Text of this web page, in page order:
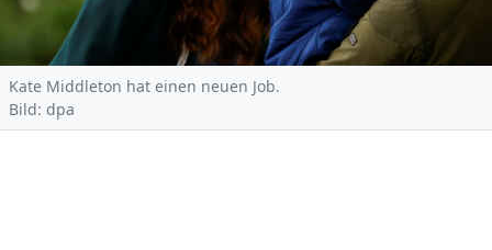
Kate Middleton hat einen neuen Job.
Bild: dpa